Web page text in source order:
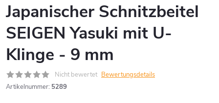
Japanischer Schnitzbeitel
SEIGEN Yasuki mit U-
Klinge - 9 mm
Nicht bewertet Bewertungsdetails
Artikelnummer: 5289